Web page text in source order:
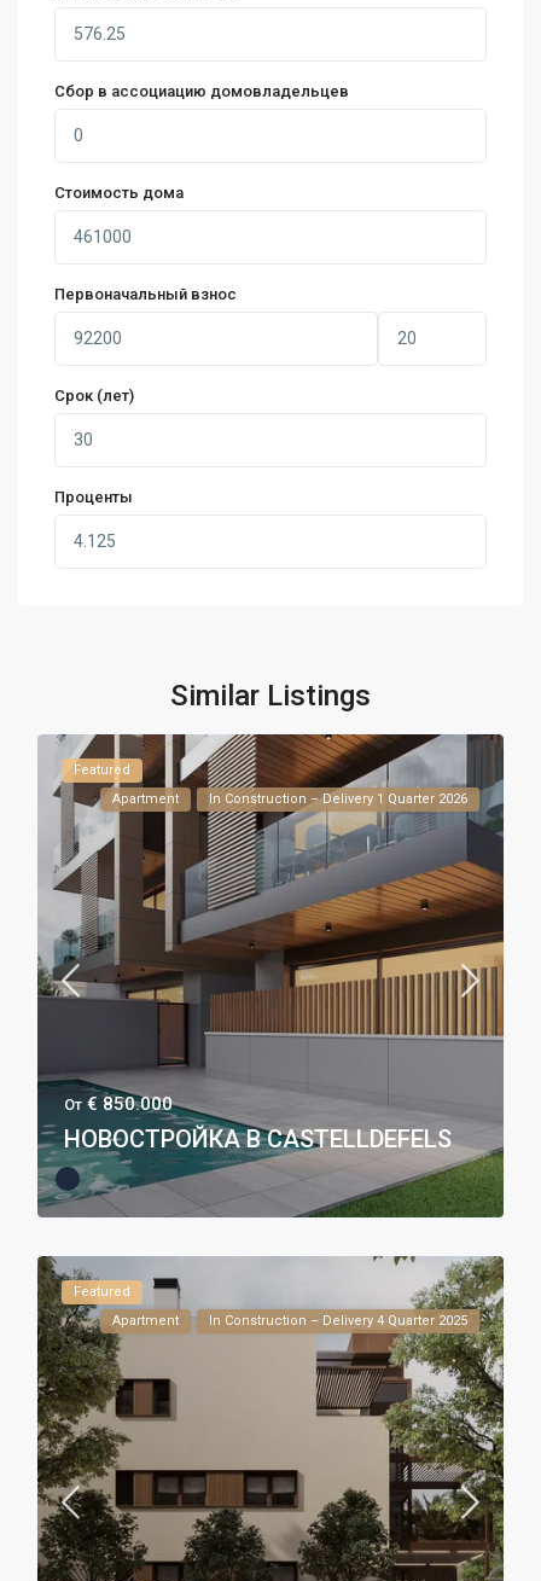
Сбор в ассоциацию домовладельцев
Стоимость дома
Первоначальный взнос
Срок (лет)
Проценты
Similar Listings
Featured
Apartment
In Construction – Delivery 1 Quarter 2026
От € 850.000
НОВОСТРОЙКА В CASTELLDEFELS
Featured
Apartment
In Construction – Delivery 4 Quarter 2025